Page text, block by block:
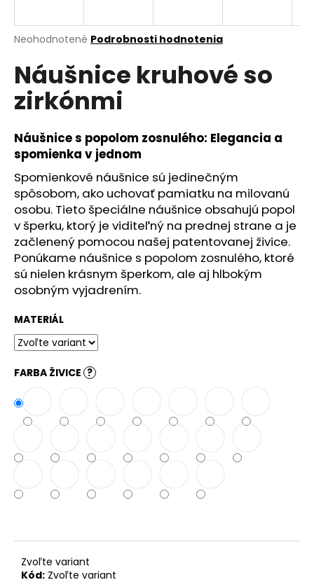
Priemerné
produktu
je
0,0
z
hviezdičiek.
Neohodnotené Podrobnosti hodnotenia
Náušnice kruhové so
zirkónmi
Náušnice s popolom zosnulého: Elegancia a
spomienka v jednom
Spomienkové náušnice sú jedinečným
spôsobom, ako uchovať pamiatku na milovanú
osobu. Tieto špeciálne náušnice obsahujú popol
v šperku, ktorý je viditeľný na prednej strane a je
začlenený pomocou našej patentovanej živice.
Ponúkame náušnice s popolom zosnulého, ktoré
sú nielen krásnym šperkom, ale aj hlbokým
osobným vyjadrením.
MATERIÁL
FARBA ŽIVICE ?
Zvoľte variant
Kód: Zvoľte variant
j
ť
?
HĽADAŤ
O
d
p
o
r
ú
č
a
m
PÁNSKY
COGNAC
NÁRAMOK,
KOŽA
€160